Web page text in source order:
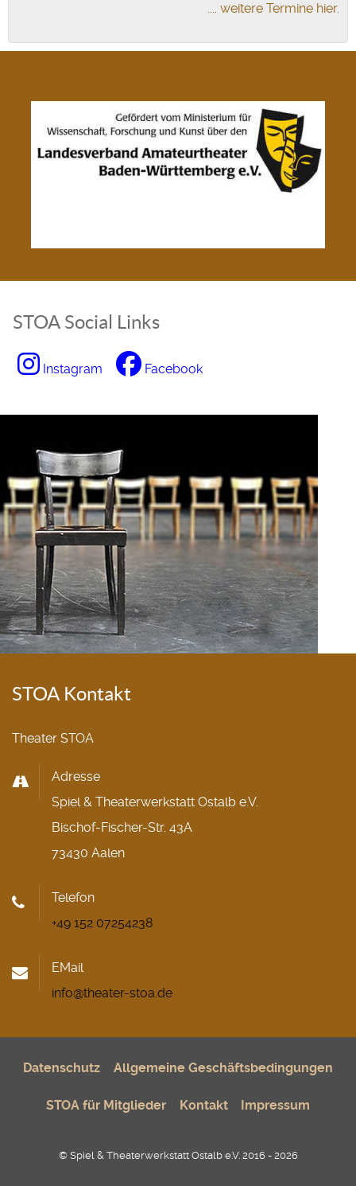
.... weitere Termine hier.
STOA Social Links
Instagram Facebook
STOA Kontakt
Theater STOA
Adresse
Spiel & Theaterwerkstatt Ostalb e.V.
Bischof-Fischer-Str. 43A
73430 Aalen
Telefon
+49 152 07254238
EMail
info@theater-stoa.de
Datenschutz Allgemeine Geschäftsbedingungen
STOA für Mitglieder Kontakt Impressum
© Spiel & Theaterwerkstatt Ostalb e.V. 2016 - 2026